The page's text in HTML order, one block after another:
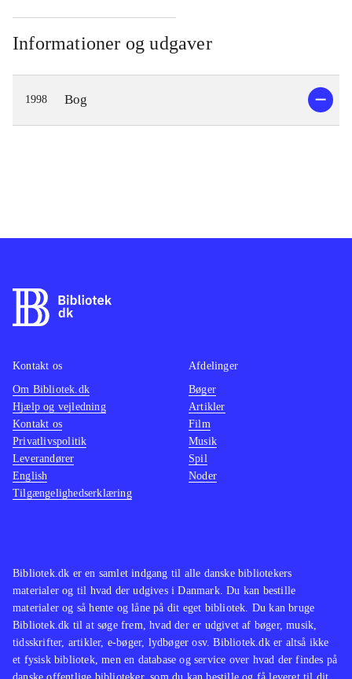
Informationer og udgaver
1998 Bog
Bibliotek.dk er en samlet indgang til alle danske bibliotekers
materialer og til hvad der udgives i Danmark. Du kan bestille
materialer og så hente og låne på dit eget bibliotek. Du kan bruge
Bibliotek.dk til at søge frem, hvad der er udgivet af bøger, musik,
tidsskrifter, artikler, e-bøger, lydbøger osv. Bibliotek.dk er altså ikke
et fysisk bibliotek, men en database og service over hvad der findes på
Kontakt os
Om Bibliotek.dk
Hjælp og vejledning
Kontakt os
Privatlivspolitik
Leverandører
English
Tilgængelighedserklæring
Afdelinger
Bøger
Artikler
Film
Musik
Spil
Noder